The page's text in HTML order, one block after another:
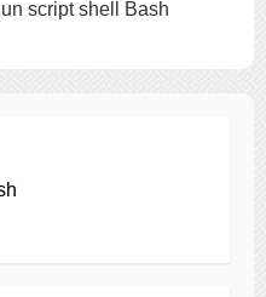
script shell Bash